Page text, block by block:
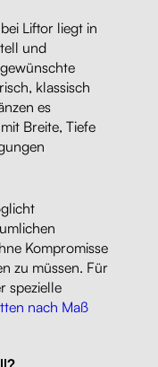
Liftor liegt in
und
klassisch
es
Breite, Tiefe
Kompromisse
zu müssen. Für
spezielle
nach Maß